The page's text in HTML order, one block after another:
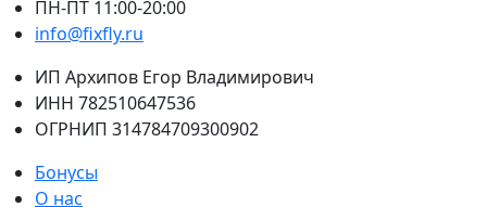
ПН-ПТ 11:00-20:00
info@fixfly.ru
ИП Архипов Егор Владимирович
ИНН 782510647536
ОГРНИП 314784709300902
Бонусы
О нас